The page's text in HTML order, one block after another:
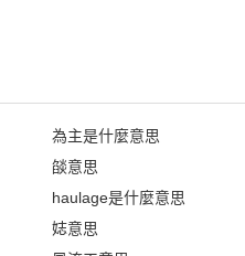
為主是什麼意思
燄意思
haulage是什麼意思
娡意思